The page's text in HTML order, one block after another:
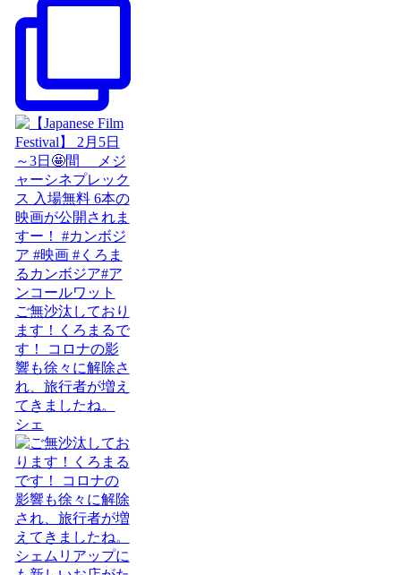
ご無沙汰しており
ます！くろまるで
す！ コロナの影
響も徐々に解除さ
れ、旅行者が増え
てきましたね。
シェ